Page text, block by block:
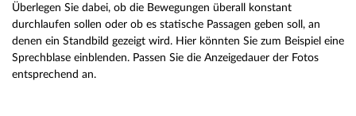
Überlegen Sie dabei, ob die Bewegungen überall konstant
durchlaufen sollen oder ob es statische Passagen geben soll, an
denen ein Standbild gezeigt wird. Hier könnten Sie zum Beispiel eine
Sprechblase einblenden. Passen Sie die Anzeigedauer der Fotos
entsprechend an.